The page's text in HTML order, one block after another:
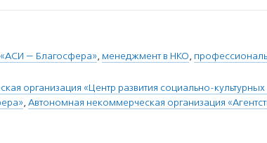
— Благосфера», менеджмент в НКО,
организация «Центр развития социально-культурных
, Автономная некоммерческая организация